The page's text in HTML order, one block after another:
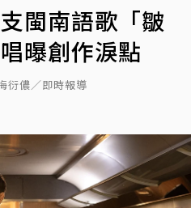
閩南語歌「皺
曝創作淚點
衍儂／即時報導